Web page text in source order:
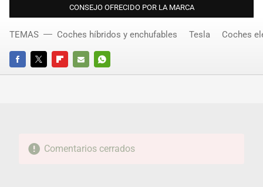
CONSEJO OFRECIDO POR LA MARCA
FACEBOOKTWITTERFLIPBOARD
E-
WHATSAPP
TEMAS Coches híbridos y enchufables Tesla Coches
Comentarios cerrados